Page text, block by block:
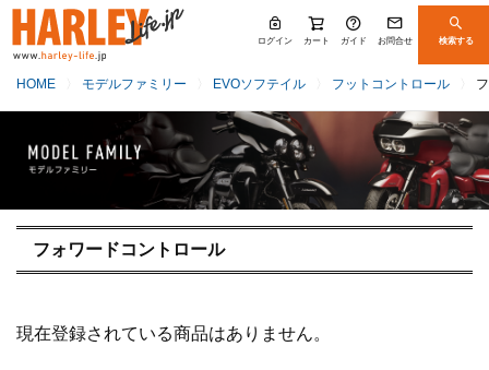
ログイン カート ガイド お問合せ 検索する
HOME モデルファミリー EVOソフテイル フットコントロール
フォワードコントロール
現在登録されている商品はありません。